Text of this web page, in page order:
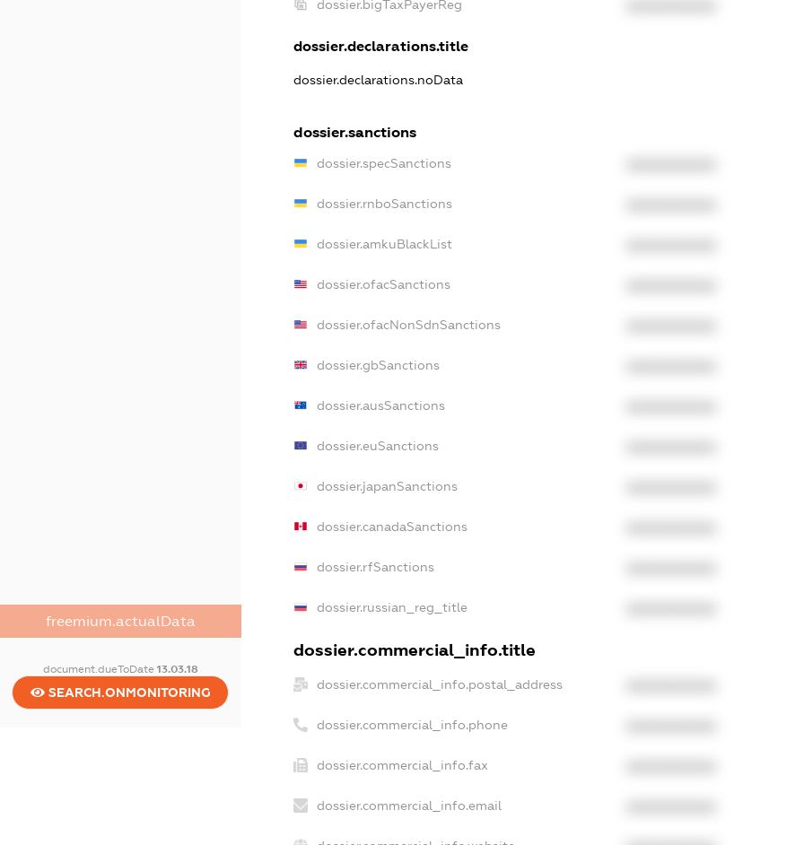
freemium.actualData
document.dueToDate 13.03.18
SEARCH.ONMONITORING
dossier.bigTaxPayerReg
dossier.declarations.title
dossier.declarations.noData
dossier.sanctions
dossier.specSanctions
dossier.rnboSanctions
dossier.amkuBlackList
dossier.ofacSanctions
dossier.ofacNonSdnSanctions
dossier.gbSanctions
dossier.ausSanctions
dossier.euSanctions
dossier.japanSanctions
dossier.canadaSanctions
dossier.rfSanctions
dossier.russian_reg_title
dossier.commercial_info.title
dossier.commercial_info.postal_address
dossier.commercial_info.phone
dossier.commercial_info.fax
dossier.commercial_info.email